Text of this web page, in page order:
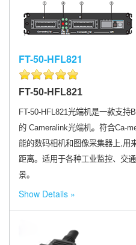
FT-50-HFL821
FT-50-HFL821
FT-50-HFL821光端机是一款支
的 Cameralink光端机。符合Ca-
能的数码相机和图像采集器上,用
距离。适用于各种工业监控、交
景。
Show Details